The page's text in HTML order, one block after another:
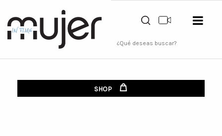
SHOP